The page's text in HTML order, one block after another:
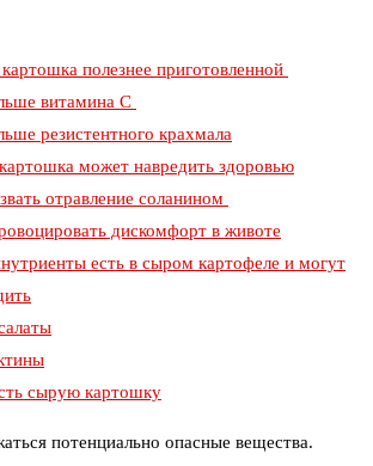
полезнее приготовленной
витамина С
резистентного крахмала
может навредить здоровью
отравление соланином
дискомфорт в животе
есть в сыром картофеле и могут
сырую картошку
потенциально опасные вещества.